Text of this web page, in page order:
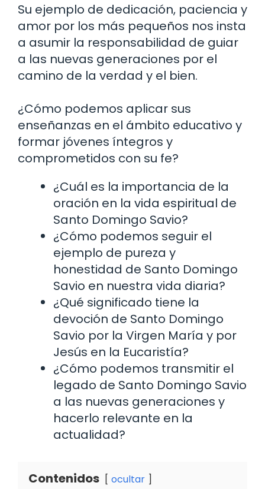
Su ejemplo de dedicación, paciencia y
amor por los más pequeños nos insta
a asumir la responsabilidad de guiar
a las nuevas generaciones por el
camino de la verdad y el bien.
¿Cómo podemos aplicar sus
enseñanzas en el ámbito educativo y
formar jóvenes íntegros y
comprometidos con su fe?
¿Cuál es la importancia de la
oración en la vida espiritual de
Santo Domingo Savio?
¿Cómo podemos seguir el
ejemplo de pureza y
honestidad de Santo Domingo
Savio en nuestra vida diaria?
¿Qué significado tiene la
devoción de Santo Domingo
Savio por la Virgen María y por
Jesús en la Eucaristía?
¿Cómo podemos transmitir el
legado de Santo Domingo Savio
a las nuevas generaciones y
hacerlo relevante en la
actualidad?
Contenidos ocultar